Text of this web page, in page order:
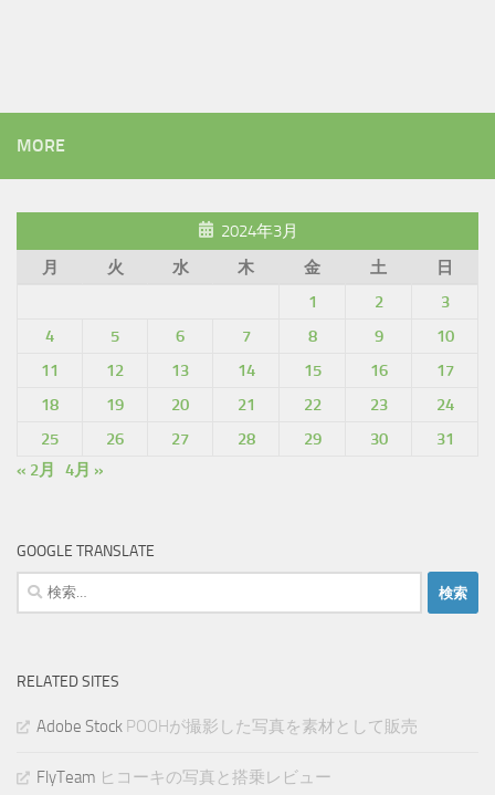
MORE
2024年3月
月
火 水 木 金 土
日
1
2
3
4
5 6 7 8 9
10
11
12 13 14 15 16
17
18
19 20 21 22 23
24
25
26 27 28 29 30
31
« 2月
4月 »
GOOGLE TRANSLATE
検
索:
RELATED SITES
Adobe Stock POOHが撮影した写真を素材として販売
FlyTeam ヒコーキの写真と搭乗レビュー